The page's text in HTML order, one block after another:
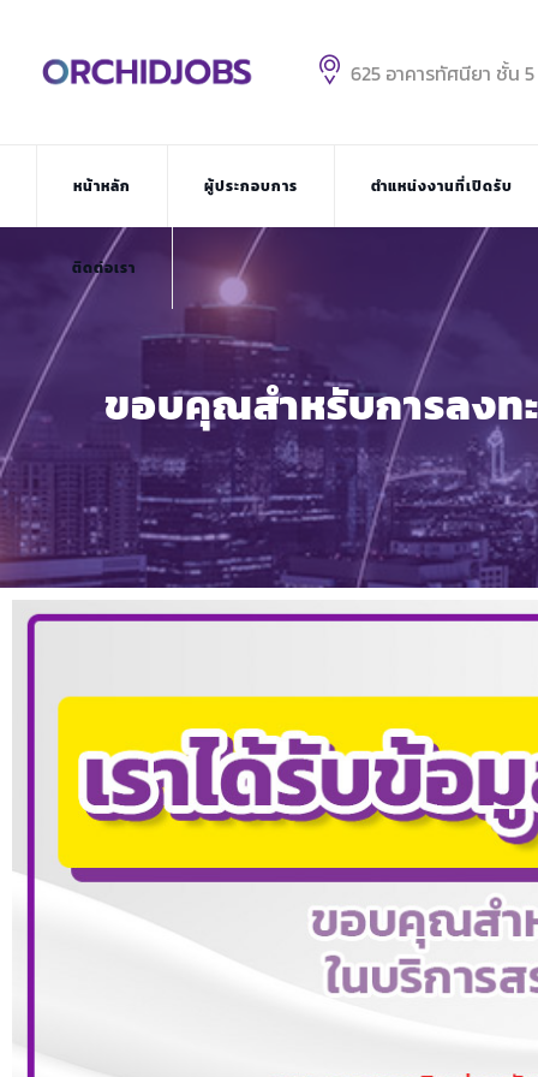
625 อาคารทัศนียา ชั้น
หน้าหลัก ผู้ประกอบการ ตำแหน่งงานที่เปิดรับ
ติดต่อเรา
ขอบคุณสำหรับการลงท